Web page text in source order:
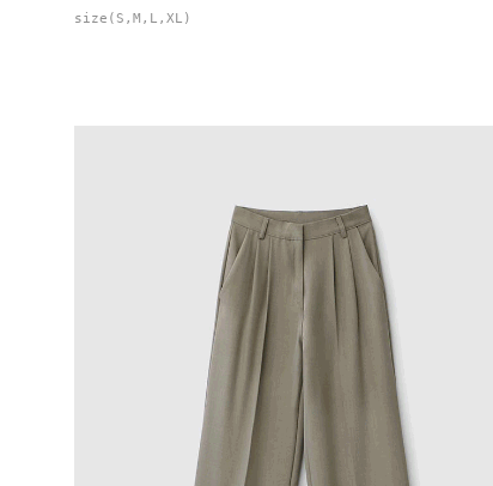
size(S,M,L,XL)